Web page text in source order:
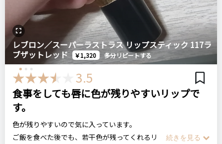
ログイン
悪いところ（残念）
全てにおいて悪くはないけど突出した感じもない気がします
ネーミングはちょっと好みじゃありません
注意点
特にありません
オレンジとピンクの間ですこし暗めの色ですが、血色がよく見
える色で自然な唇の色で私はとても気に入りました。
色持ちはどうでしょう。そこまで良いようには思ず…マスクへ
もやっぱりつきます。
それでも見た目が可愛し色は可愛し新鮮な口紅だし、お気に入
りになりました。
AMUSE アミューズ
レブロン／スーパーラストラス リップスティック 117ラ
ブザットレッド
￥1,320 多分リピートする
3.5
食事をしても唇に色が残りやすいリップで
す。
色が残りやすいので気に入っています。
ご飯を食べた後でも、若干色が残ってくれるリップです。